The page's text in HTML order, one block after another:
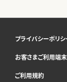
プライバシーポリシ
お客さまご利用端
ご利用規約